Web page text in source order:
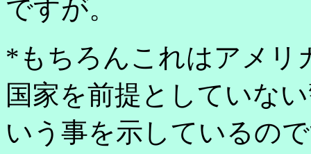
ですが。
*もちろんこれはアメリ
国家を前提としていな
いう事を示しているの